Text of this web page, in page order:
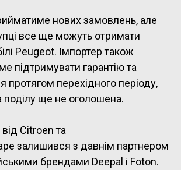
нових замовлень, але
все ще можуть отримати
Peugeot. Імпортер також
підтримувати гарантію та
протягом перехідного періоду,
поділу ще не оголошена.
Citroen та
залишився з давнім партнером
брендами Deepal і Foton.